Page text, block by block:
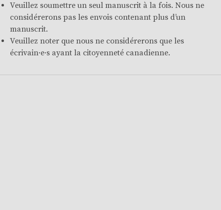
Veuillez soumettre un seul manuscrit à la fois. Nous ne
considérerons pas les envois contenant plus d’un
manuscrit.
Veuillez noter que nous ne considérerons que les
écrivain·e·s ayant la citoyenneté canadienne.